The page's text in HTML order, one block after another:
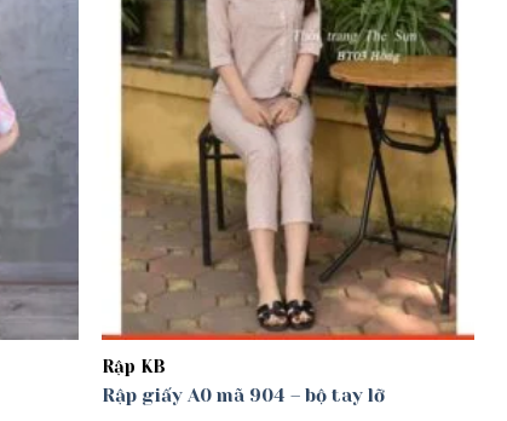
Rập KB
Rập giấy A0 mã 904 – bộ tay lỡ